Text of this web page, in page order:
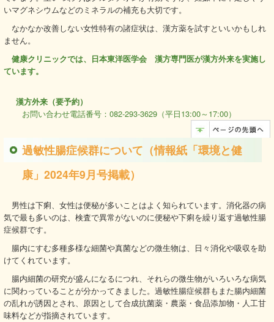
いマグネシウムなどのミネラルの補充も大切です。
なかなか改善しない女性特有の諸症状は、漢方薬を試すといいかもしれ
ません。
健康クリニックでは、日本東洋医学会 漢方専門医が漢方外来を実施し
ています。
漢方外来（要予約）
お問い合わせ電話番号：082-293-3629（平日13:00～17:00）
過敏性腸症候群について（情報紙「環境と健
康」2024年9月号掲載）
男性は下痢、女性は便秘が多いことはよく知られています。消化器の病
気で最も多いのは、検査で異常がないのに便秘や下痢を繰り返す過敏性腸
症候群です。
腸内にすむ多種多様な細菌や真菌などの微生物は、日々消化や吸収を助
けてくれています。
腸内細菌の研究が盛んになるにつれ、それらの微生物がいろいろな病気
に関わっていることが分かってきました。過敏性腸症候群もまた腸内細菌
の乱れが誘因とされ、原因として合成抗菌薬・農薬・食品添加物・人工甘
味料などが指摘されています。